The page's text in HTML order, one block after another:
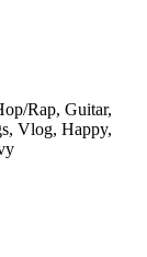
Rap, Guitar,
Vlog, Happy,